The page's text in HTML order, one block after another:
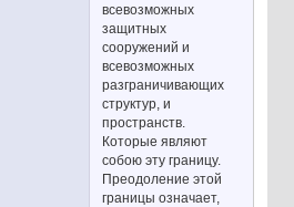
всевозможных
защитных
сооружений и
всевозможных
разграничивающих
структур, и
пространств.
Которые являют
собою эту границу.
Преодоление этой
границы означает,